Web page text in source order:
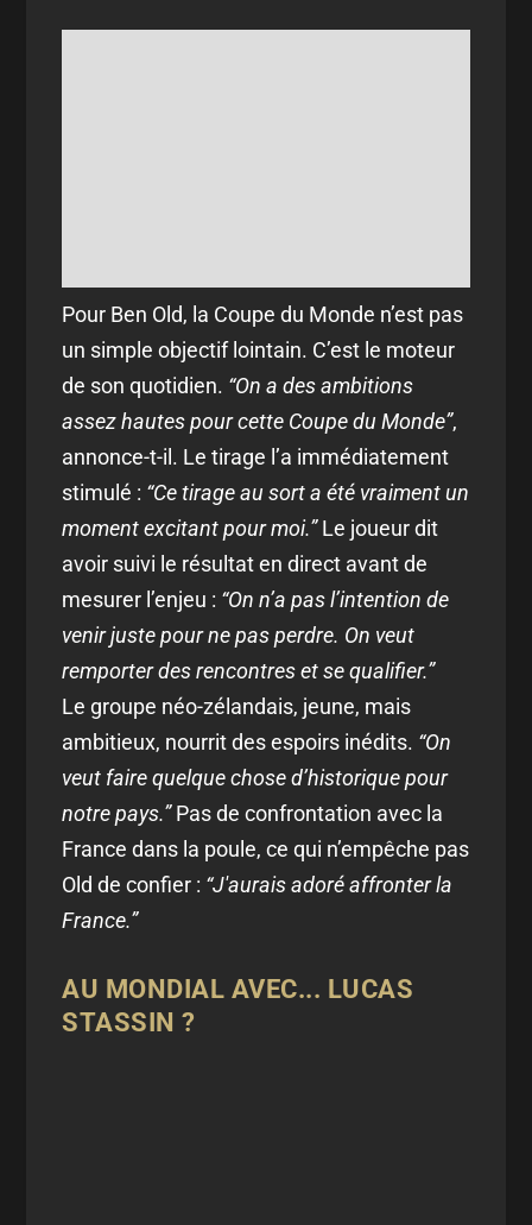
Pour Ben Old, la Coupe du Monde n’est pas
un simple objectif lointain. C’est le moteur
de son quotidien. “On a des ambitions
assez hautes pour cette Coupe du Monde”,
annonce-t-il. Le tirage l’a immédiatement
stimulé : “Ce tirage au sort a été vraiment un
moment excitant pour moi.”Le joueur dit
avoir suivi le résultat en direct avant de
mesurer l’enjeu : “On n’a pas l’intention de
venir juste pour ne pas perdre. On veut
remporter des rencontres et se qualifier.”
Le groupe néo-zélandais, jeune, mais
ambitieux, nourrit des espoirs inédits. “On
veut faire quelque chose d’historique pour
notre pays.”Pas de confrontation avec la
France dans la poule, ce qui n’empêche pas
Old de confier : “J'aurais adoré affronter la
France.”
AU MONDIAL AVEC... LUCAS
STASSIN ?